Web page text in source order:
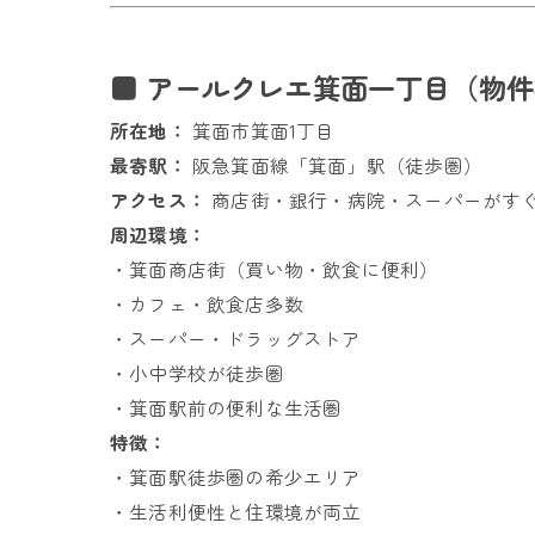
■ アールクレエ箕面一丁目（物件
所在地： 箕面市箕面1丁目
最寄駅： 阪急箕面線「箕面」駅（徒歩圏）
アクセス： 商店街・銀行・病院・スーパーがす
周辺環境：
・箕面商店街（買い物・飲食に便利）
・カフェ・飲食店多数
・スーパー・ドラッグストア
・小中学校が徒歩圏
・箕面駅前の便利な生活圏
特徴：
・箕面駅徒歩圏の希少エリア
・生活利便性と住環境が両立